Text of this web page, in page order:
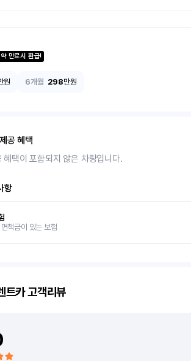
만료시 환급!
원 6개월 298만원
공 혜택
혜택이 포함되지 않은 차량입니다.
항
책금이 있는 보험
트카고객리뷰